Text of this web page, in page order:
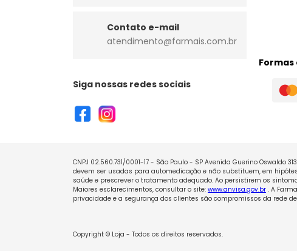
Contato e-mail
atendimento@farmais.com.br
Siga nossas redes sociais
CNPJ 02.560.731/0001-17 - São Paulo - SP Avenida Guerino
devem ser usadas para automedicação e não substituem, em
saúde e prescrever o tratamento adequado. Ao persistirem os
Maiores esclarecimentos, consultar o site: www.anvisa.gov.br . A
privacidade e a segurança dos clientes são compromissos da rede
Copyright © Loja - Todos os direitos reservados.